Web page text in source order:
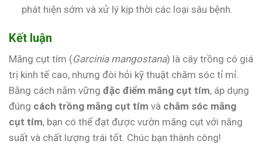
phát hiện sớm và xử lý kịp thời các loại sâu bệnh.
Kết luận
Măng cụt tím (Garcinia mangostana) là cây trồng có giá
trị kinh tế cao, nhưng đòi hỏi kỹ thuật chăm sóc tỉ mỉ.
Bằng cách nắm vững đặc điểm măng cụt tím, áp dụng
đúng cách trồng măng cụt tím và chăm sóc măng
cụt tím, bạn có thể đạt được vườn măng cụt với năng
suất và chất lượng trái tốt. Chúc bạn thành công!